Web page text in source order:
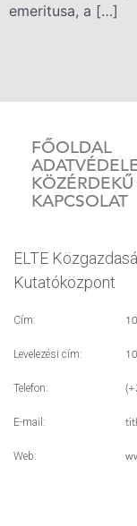
emeritusa, a […]
FŐOLDAL
KAPCSOLAT
ELTE
Kutatóközpont
Cím:
Levelezési cím:
Telefon:
E-mail:
Web: